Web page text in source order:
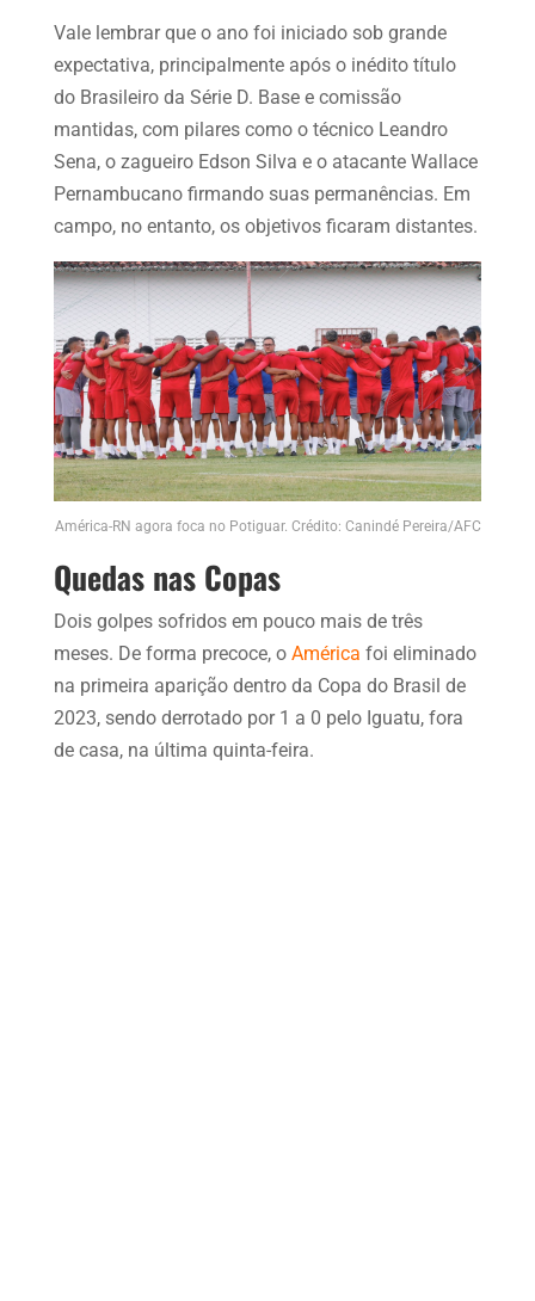
Vale lembrar que o ano foi iniciado sob grande
expectativa, principalmente após o inédito título
do Brasileiro da Série D. Base e comissão
mantidas, com pilares como o técnico Leandro
Sena, o zagueiro Edson Silva e o atacante Wallace
Pernambucano firmando suas permanências. Em
campo, no entanto, os objetivos ficaram distantes.
América-RN agora foca no Potiguar. Crédito: Canindé Pereira/AFC
Quedas nas Copas
Dois golpes sofridos em pouco mais de três
meses. De forma precoce, o América foi eliminado
na primeira aparição dentro da Copa do Brasil de
2023, sendo derrotado por 1 a 0 pelo Iguatu, fora
de casa, na última quinta-feira.